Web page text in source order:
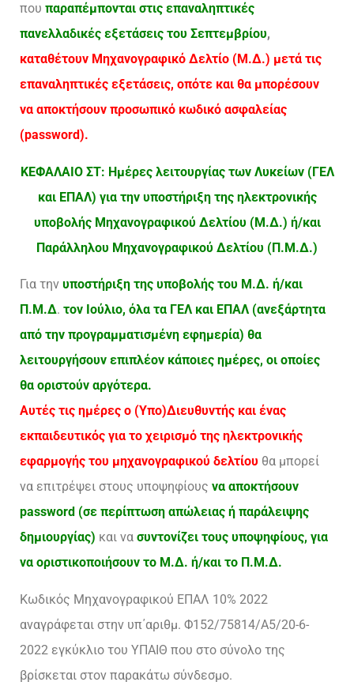
που παραπέμπονται στις επαναληπτικές
πανελλαδικές εξετάσεις του Σεπτεμβρίου,
καταθέτουν Μηχανογραφικό Δελτίο (Μ.Δ.) μετά τις
επαναληπτικές εξετάσεις, οπότε και θα μπορέσουν
να αποκτήσουν προσωπικό κωδικό ασφαλείας
(password).
ΚΕΦΑΛΑΙΟ ΣΤ: Ημέρες λειτουργίας των Λυκείων (ΓΕΛ
και ΕΠΑΛ) για την υποστήριξη της ηλεκτρονικής
υποβολής Μηχανογραφικού Δελτίου (Μ.Δ.) ή/και
Παράλληλου Μηχανογραφικού Δελτίου (Π.Μ.Δ.)
Για την υποστήριξη της υποβολής του Μ.Δ. ή/και
Π.Μ.Δ. τον Ιούλιο, όλα τα ΓΕΛ και ΕΠΑΛ (ανεξάρτητα
από την προγραμματισμένη εφημερία) θα
λειτουργήσουν επιπλέον κάποιες ημέρες, οι οποίες
θα οριστούν αργότερα.
Αυτές τις ημέρες ο (Υπο)Διευθυντής και ένας
εκπαιδευτικός για το χειρισμό της ηλεκτρονικής
εφαρμογής του μηχανογραφικού δελτίου θα μπορεί
να επιτρέψει στους υποψηφίους να αποκτήσουν
password (σε περίπτωση απώλειας ή παράλειψης
δημιουργίας) και να συντονίζει τους υποψηφίους, για
να οριστικοποιήσουν το Μ.Δ. ή/και το Π.Μ.Δ.
Κωδικός Μηχανογραφικού ΕΠΑΛ 10% 2022
αναγράφεται στην υπ΄αριθμ. Φ152/75814/Α5/20-6-
2022 εγκύκλιο του ΥΠΑΙΘ που στο σύνολο της
βρίσκεται στον παρακάτω σύνδεσμο.